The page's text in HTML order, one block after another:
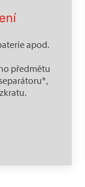
apod.
předmětu